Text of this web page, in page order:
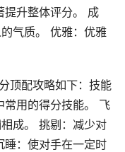
提升整体评分。 成
气质。 优雅：优雅
顶配攻略如下：技能
常用的得分技能。 飞
成。 挑剔：减少对
睡：使对手在一定时